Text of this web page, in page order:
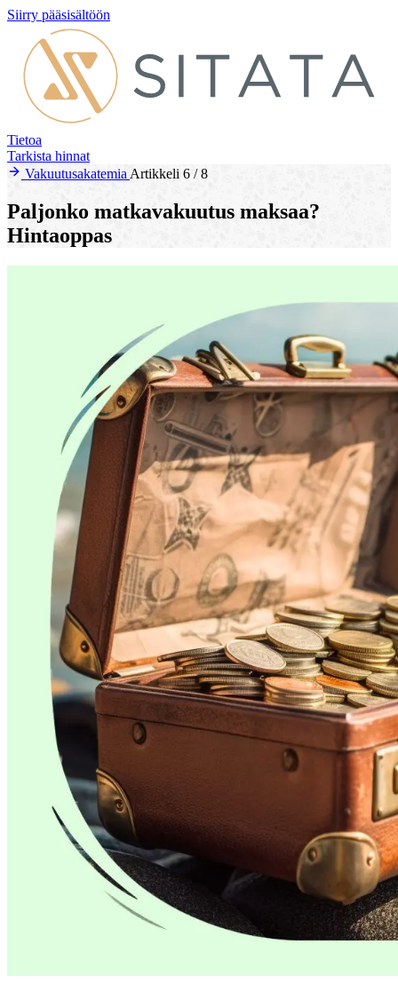
Siirry pääsisältöön
Tietoa
Tarkista hinnat
Vakuutusakatemia Artikkeli 6 / 8
Paljonko matkavakuutus maksaa?
Hintaoppas